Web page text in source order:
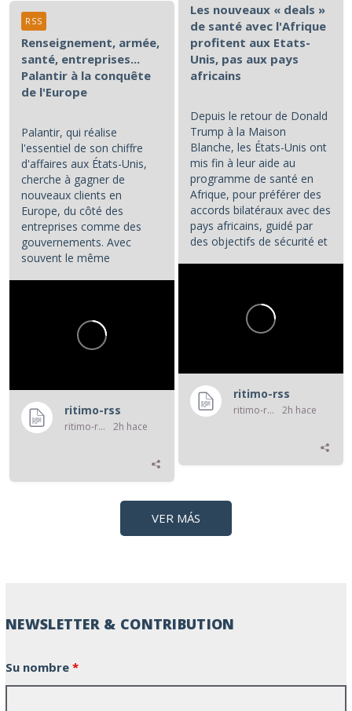
Les nouveaux « deals »
de santé avec l'Afrique
profitent aux Etats-
Unis, pas aux pays
africains
Depuis le retour de Donald
Trump à la Maison
Blanche, les États-Unis ont
mis fin à leur aide au
programme de santé en
Afrique, pour préférer des
accords bilatéraux avec des
pays africains, guidé par
des objectifs de sécurité et
ritimo-rss
ritimo-rss 2h hace
Renseignement, armée,
santé, entreprises...
Palantir à la conquête
de l'Europe
Palantir, qui réalise
l'essentiel de son chiffre
d'affaires aux États-Unis,
cherche à gagner de
nouveaux clients en
Europe, du côté des
entreprises comme des
gouvernements. Avec
souvent le même
ritimo-rss
ritimo-rss 2h hace
RSS
VER MÁS
NEWSLETTER & CONTRIBUTION
Su nombre *